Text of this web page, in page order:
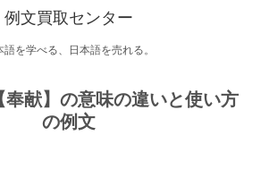
例文買取センター
語を学べる、日本語を売れる。
奉献】の意味の違いと使い方
の例文